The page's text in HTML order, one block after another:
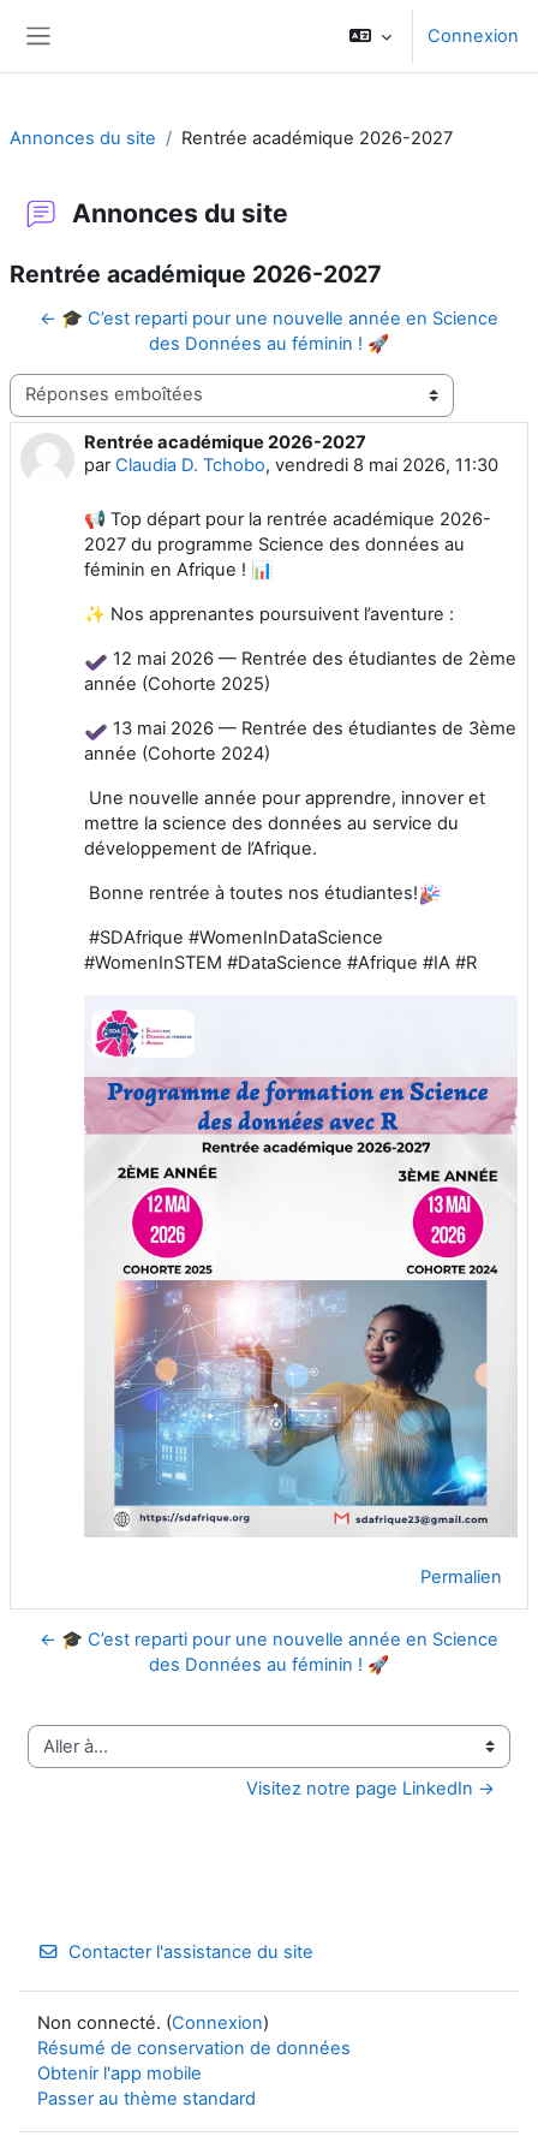
Connexion
Annonces du site Rentrée académique 2026-2027
Annonces du site
Rentrée académique 2026-2027
← 🎓 C’est reparti pour une nouvelle année en Science
des Données au féminin ! 🚀
Type d'affichage
Rentrée académique 2026-2027
parClaudia D. Tchobo, vendredi 8 mai 2026, 11:30
Nombre de réponses : 0
📢 Top départ pour la rentrée académique 2026-
2027 du programme Science des données au
féminin en Afrique ! 📊
✨ Nos apprenantes poursuivent l’aventure :
12 mai 2026 — Rentrée des étudiantes de 2ème
année (Cohorte 2025)
13 mai 2026 — Rentrée des étudiantes de 3ème
année (Cohorte 2024)
Une nouvelle année pour apprendre, innover et
mettre la science des données au service du
développement de l’Afrique.
Bonne rentrée à toutes nos étudiantes!
#SDAfrique #WomenInDataScience
#WomenInSTEM #DataScience #Afrique #IA #R
Permalien
← 🎓 C’est reparti pour une nouvelle année en Science
des Données au féminin ! 🚀
Aller à…
Visitez notre page LinkedIn →
Contacter l'assistance du site
Non connecté. (Connexion)
Résumé de conservation de données
Obtenir l'app mobile
Passer au thème standard